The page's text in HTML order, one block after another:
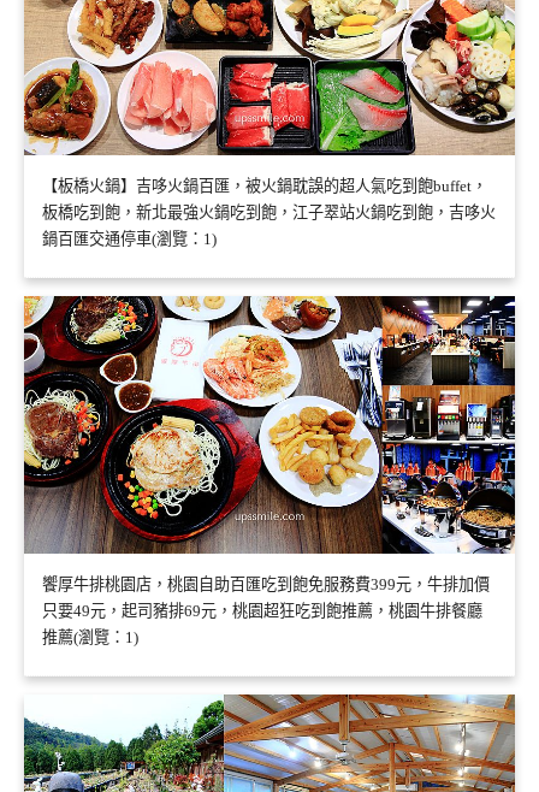
【板橋火鍋】吉哆火鍋百匯，被火鍋耽誤的超人氣吃到飽buffet，
板橋吃到飽，新北最強火鍋吃到飽，江子翠站火鍋吃到飽，吉哆火
鍋百匯交通停車(瀏覽：1)
饗厚牛排桃園店，桃園自助百匯吃到飽免服務費399元，牛排加價
只要49元，起司豬排69元，桃園超狂吃到飽推薦，桃園牛排餐廳
推薦(瀏覽：1)